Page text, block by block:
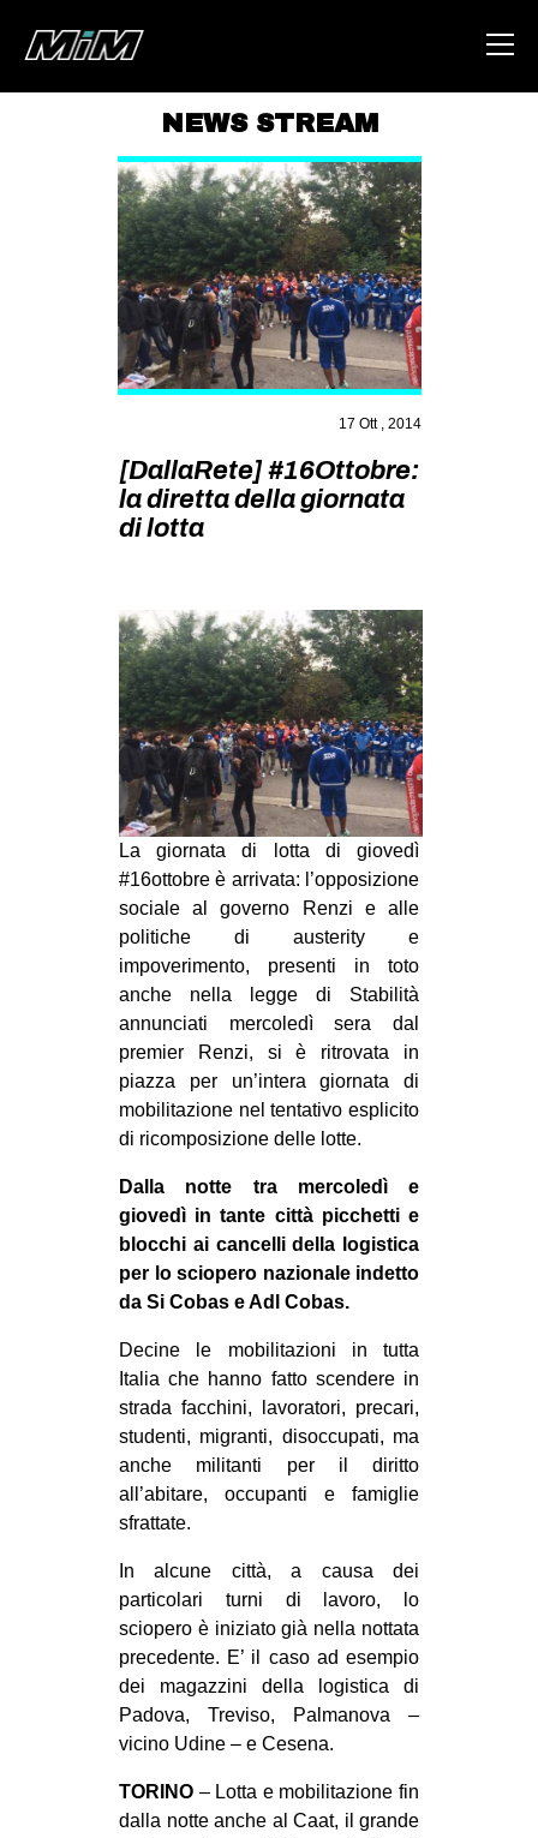
ABOUT
AREA
DEGENERAZIONE
GAZA FREESTYLE
CSOA LAMBRETTA
STUDENTI TSUNAMI
ZAM
SPAZI
SPORT POPOLARE
MOVIMENTI
AMBIENTE
ANTIFASCISMO
DIRITTO ALL’ABITARE
GENERI
MIGRAZIONI
PRECARIATO
REPRESSIONE
STUDENTI
CULTURE
ARTE
CINEMA
MANIFESTI
MUSICA
RECENSIONI
INTERNAZIONALE
AMERICHE
ESTREMO ORIENTE
MONDO
EVENTI
in
Fb
NEWS STREAM
17 Ott , 2014
[DallaRete] #16Ottobre:
la diretta della giornata
di lotta
La giornata di lotta di giovedì
#16ottobre è arrivata: l’opposizione
sociale al governo Renzi e alle
politiche di austerity e
impoverimento, presenti in toto
anche nella legge di Stabilità
annunciati mercoledì sera dal
premier Renzi, si è ritrovata in
piazza per un’intera giornata di
mobilitazione nel tentativo esplicito
di ricomposizione delle lotte.
Dalla notte tra mercoledì e
giovedì in tante città picchetti e
blocchi ai cancelli della logistica
per lo sciopero nazionale indetto
da Si Cobas e Adl Cobas.
Decine le mobilitazioni in tutta
Italia che hanno fatto scendere in
strada facchini, lavoratori, precari,
studenti, migranti, disoccupati, ma
anche militanti per il diritto
all’abitare, occupanti e famiglie
sfrattate.
In alcune città, a causa dei
particolari turni di lavoro, lo
sciopero è iniziato già nella nottata
precedente. E’ il caso ad esempio
dei magazzini della logistica di
Padova, Treviso, Palmanova –
vicino Udine – e Cesena.
TORINO – Lotta e mobilitazione fin
dalla notte anche al Caat, il grande